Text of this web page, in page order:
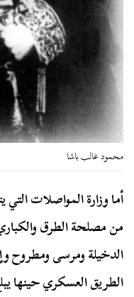
محمود غالب باشا
أما وزارة المواصلات
من مصلحة الطرق
الدخيلة ومرسى ومطروح
الطريق العسكري حينها يبلغ 470 كم بتكلفة 564